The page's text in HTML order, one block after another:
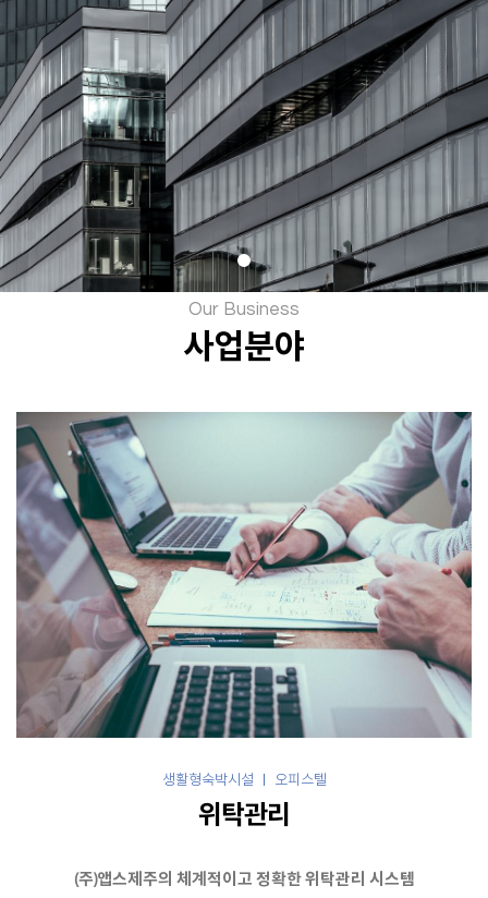
Our Business
사업분야
생활형숙박시설 ㅣ 오피스텔
위탁관리
(주)앱스제주의 체계적이고 정확한 위탁관리 시스템